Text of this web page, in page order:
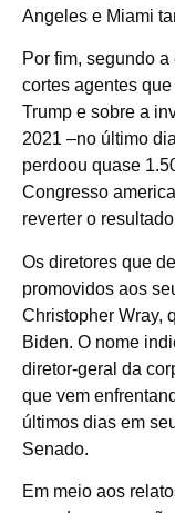
Angeles e Miami
Por fim, segundo
cortes agentes
Trump e sobre a
2021 –no último
perdoou quase
Congresso
reverter o
Os diretores que
promovidos aos
Christopher Wray,
Biden. O nome
diretor-geral da
que vem
últimos dias em
Senado.
Em meio aos